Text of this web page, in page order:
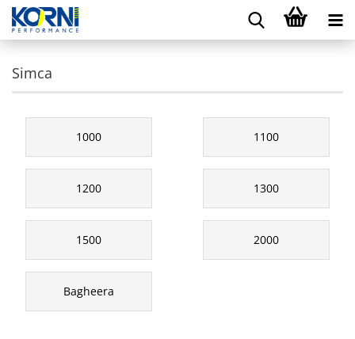
Simca
1000 1100
1200 1300
1500 2000
Bagheera